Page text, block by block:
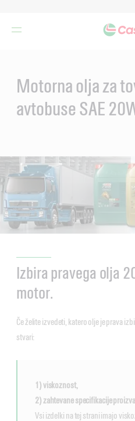
Motorna olja za
avtobuse SAE
Izbira pravega olja
motor.
Če želite izvedeti, katero olje je prava
stvari:
1) viskoznost,
2) zahtevane specifikacije
Vsi izdelki na tej strani imajo